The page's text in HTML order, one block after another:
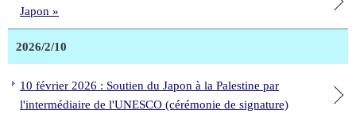
Japon »
2026/2/10
10 février 2026 : Soutien du Japon à la Palestine par
l'intermédiaire de l'UNESCO (cérémonie de signature)